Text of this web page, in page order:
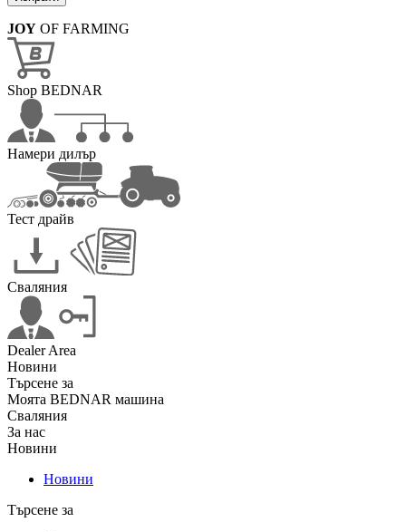
JOY OF FARMING
Shop BEDNAR
Намери дилър
Тест драйв
Сваляния
Dealer Area
Новини
Търсене за
Моята BEDNAR машина
Сваляния
За нас
Новини
Новини
Търсене за